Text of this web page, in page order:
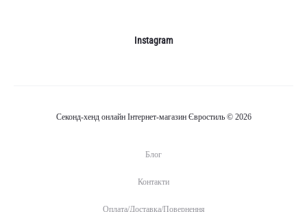
Instagram
Секонд-хенд онлайн Інтернет-магазин Євростиль © 2026
Блог
Контакти
Оплата/Доставка/Повернення